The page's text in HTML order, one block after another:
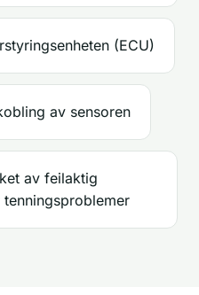
(ECU)
av sensoren
av feilaktig